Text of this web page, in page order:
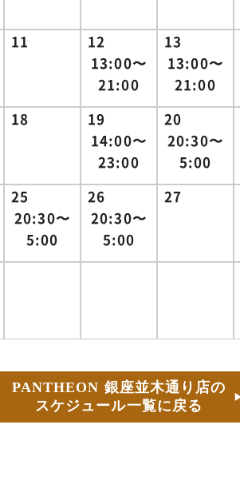
11
12
13:00〜
21:00
13
13:00〜
21:00
18
19
14:00〜
23:00
20
20:30〜
5:00
25
20:30〜
5:00
26
20:30〜
5:00
27
PANTHEON 銀座並木通り店の
スケジュール一覧に戻る